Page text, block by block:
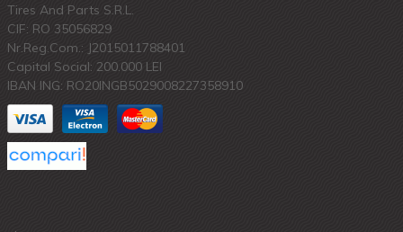
Tires And Parts S.R.L.
CIF: RO 35056829
Nr.Reg.Com.: J2015011788401
Capital Social: 200.000 LEI
IBAN ING: RO20INGB5029008227358910